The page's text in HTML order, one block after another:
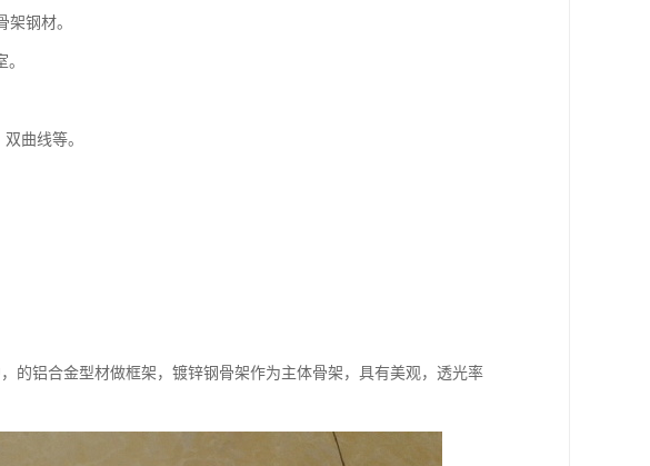
钢材。
曲线等。
的铝合金型材做框架，镀锌钢骨架作为主体骨架，具有美观，透光率